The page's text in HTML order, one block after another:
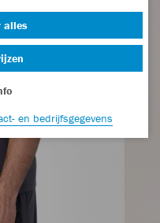
alles
en bedrijfsgegevens